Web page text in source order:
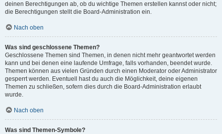
deinen Berechtigungen ab, ob du wichtige Themen erstellen kannst oder nicht;
die Berechtigungen stellt die Board-Administration ein.
Nach oben
Was sind geschlossene Themen?
Geschlossene Themen sind Themen, in denen nicht mehr geantwortet werden
kann und bei denen eine laufende Umfrage, falls vorhanden, beendet wurde.
Themen können aus vielen Gründen durch einen Moderator oder Administrator
gesperrt werden. Eventuell hast du auch die Möglichkeit, deine eigenen
Themen zu schließen, sofern dies durch die Board-Administration erlaubt
wurde.
Nach oben
Was sind Themen-Symbole?